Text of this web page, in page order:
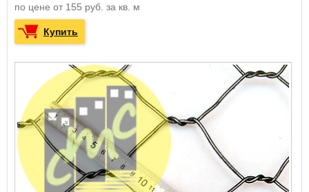
по цене от 155 руб. за кв. м
Купить